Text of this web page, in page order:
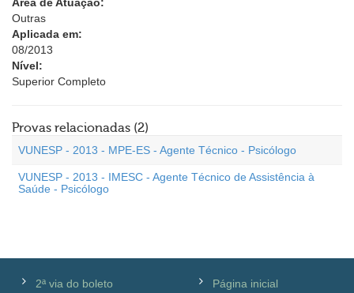
Outras
Aplicada em:
08/2013
Nível:
Superior Completo
Provas relacionadas (2)
VUNESP - 2013 - MPE-ES - Agente Técnico - Psicólogo
VUNESP - 2013 - IMESC - Agente Técnico de Assistência à
Saúde - Psicólogo
2ª via do boleto Página inicial